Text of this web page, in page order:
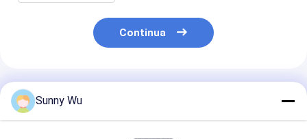
Continua
Prodotti Raccomandati
Sunny Wu